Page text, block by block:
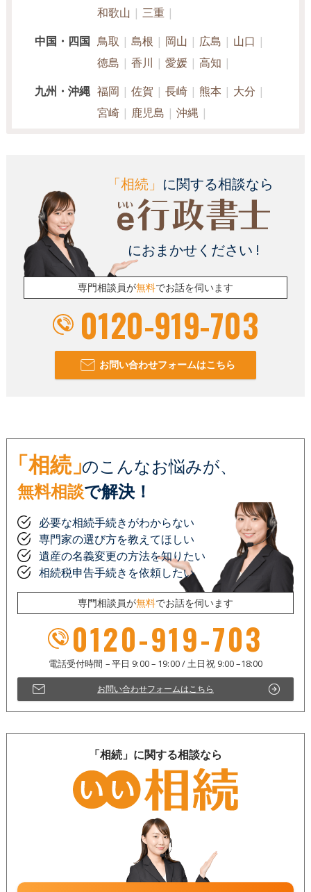
和歌山
三重
中国・四国 鳥取 島根 岡山 広島
山口
徳島
香川 愛媛
高知
九州・沖縄 福岡 佐賀 長崎 熊本
大分
宮崎
鹿児島 沖縄
「相続」 に関する相談なら
におまかせください !
専門相談員が無料でお話を伺います
0120-919-703
お問い合わせフォームはこちら
「相続」のこんなお悩みが、
無料相談で解決！
必要な相続手続きがわからない
専門家の選び方を教えてほしい
遺産の名義変更の方法を知りたい
相続税申告手続きを依頼したい
専門相談員が無料でお話を伺います
0120-919-703
お問い合わせフォームはこちら
「相続」に関する相談なら